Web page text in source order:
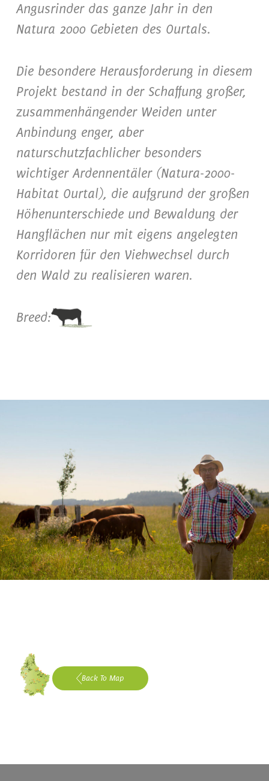
Angusrinder das ganze Jahr in den
Natura 2000 Gebieten des Ourtals.
Die besondere Herausforderung in diesem
Projekt bestand in der Schaffung großer,
zusammenhängender Weiden unter
Anbindung enger, aber
naturschutzfachlicher besonders
wichtiger Ardennentäler (Natura-2000-
Habitat Ourtal), die aufgrund der großen
Höhenunterschiede und Bewaldung der
Hangflächen nur mit eigens angelegten
Korridoren für den Viehwechsel durch
den Wald zu realisieren waren.
Breed:
Back To Map